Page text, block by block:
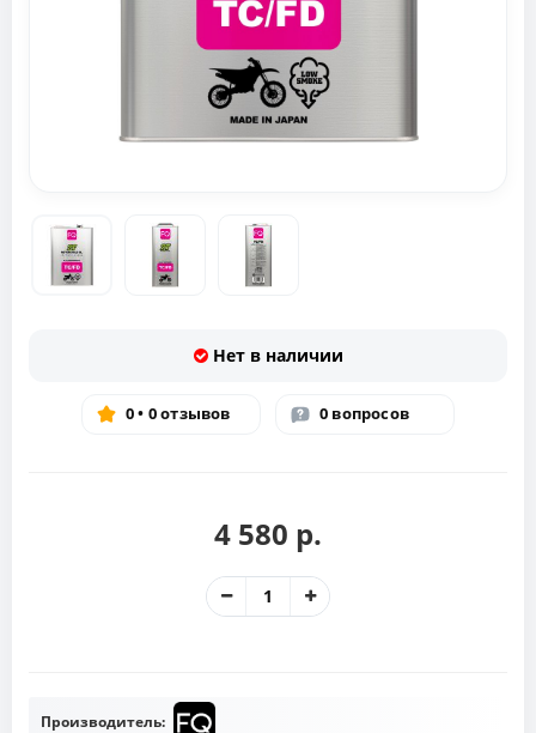
Нет в наличии
0 • 0 отзывов 0 вопросов
4 580 р.
Производитель: